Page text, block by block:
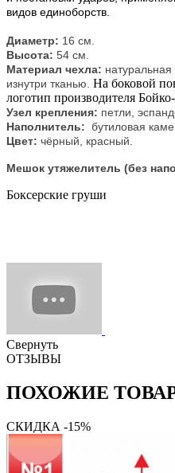
видов единоборств.
Диаметр: 16 см.
Высота: 54 см.
Материал чехла:
изнутри тканью. На боковой
логотип производителя
Узел крепления: петли,
Наполнитель: бутиловая
Цвет: чёрный, красный.
Мешок утяжелитель (без
Боксерские груши
Свернуть
ОТЗЫВЫ
ПОХОЖИЕ
СКИДКА -15%